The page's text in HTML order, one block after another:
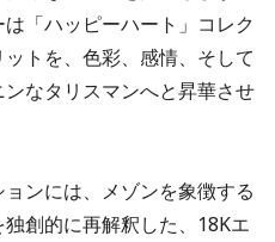
「ハッピーハート」コレク
トを、色彩、感情、そして
なタリスマンへと昇華させ
ョンには、メゾンを象徴する
創的に再解釈した、18Kエ